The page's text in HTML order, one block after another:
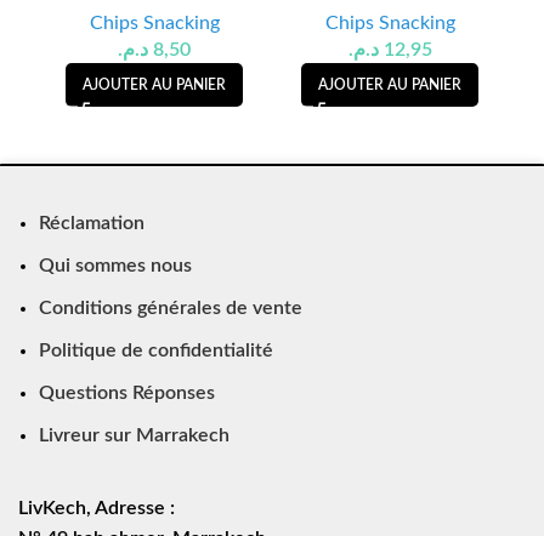
Chips Snacking
8,50 د.م.
AJOUTER AU PANIER
Chips Snacking
12,95 د.م.
AJOUTER AU PANIER
Réclamation
Qui sommes nous
Conditions générales de vente
Politique de confidentialité
Questions Réponses
Livreur sur Marrakech
LivKech, Adresse :